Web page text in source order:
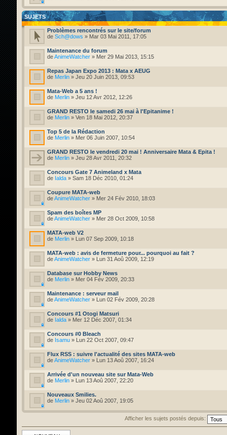
SUJETS
Problèmes rencontrés sur le site/forum
de Sch@dows » Mar 03 Mai 2011, 17:05
Maintenance du forum
deAnimeWatcher » Mer 29 Mai 2013, 15:15
Repas Japan Expo 2013 : Mata x AEUG
de Merlin » Jeu 20 Juin 2013, 09:53
Mata-Web a 5 ans !
de Merlin » Jeu 12 Avr 2012, 12:26
GRAND RESTO le samedi 26 mai à l'Epitanime !
de Merlin » Ven 18 Mai 2012, 20:37
Top 5 de la Rédaction
de Merlin » Mer 06 Juin 2007, 10:54
GRAND RESTO le vendredi 20 mai ! Anniversaire Mata & Epita !
de Merlin » Jeu 28 Avr 2011, 20:32
Concours Gate 7 Animeland x Mata
de Ialda » Sam 18 Déc 2010, 01:24
Coupure MATA-web
deAnimeWatcher » Mer 24 Fév 2010, 18:03
Spam des boîtes MP
deAnimeWatcher » Mer 28 Oct 2009, 10:58
MATA-web V2
de Merlin » Lun 07 Sep 2009, 10:18
MATA-web : avis de fermeture pour... pourquoi au fait ?
deAnimeWatcher » Lun 31 Aoû 2009, 12:19
Database sur Hobby News
de Merlin » Mer 04 Fév 2009, 20:33
Maintenance : serveur mail
deAnimeWatcher » Lun 02 Fév 2009, 20:28
Concours #1 Otogi Matsuri
de Ialda » Mer 12 Déc 2007, 01:34
Concours #0 Bleach
de Isamu » Lun 22 Oct 2007, 09:47
Flux RSS : suivre l'actualité des sites MATA-web
deAnimeWatcher » Lun 13 Aoû 2007, 16:24
Arrivée d'un nouveau site sur Mata-Web
de Merlin » Lun 13 Aoû 2007, 22:20
Nouveaux Smilies.
de Merlin » Jeu 02 Aoû 2007, 19:05
Afficher les sujets postés depuis:
Ecrire un nouveau